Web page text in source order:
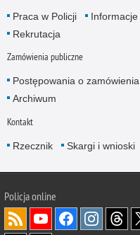
Praca w Policji Informacje
Rekrutacja
Zamówienia publiczne
Postępowania o zamówienia
Archiwum
Kontakt
Rzecznik Skargi i wnioski
Policjaonline